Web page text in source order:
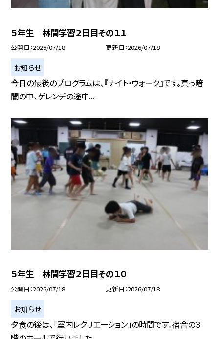
５年生 林間学習２日目その１１
公開日 2026/07/18 更新日 2026/07/18
お知らせ
今日の最後のプログラムは、『ナイト・ウォーク』です。真っ暗
闇の中、ゲレンデの途中...
５年生 林間学習２日目その１０
公開日 2026/07/18 更新日 2026/07/18
お知らせ
夕食の後は、「室内レクリエーション」の時間です。宿舎の３